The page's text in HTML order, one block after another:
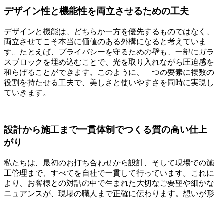
デザイン性と機能性を両立させるための工夫
デザインと機能は、どちらか一方を優先するものではなく、
両立させてこそ本当に価値のある外構になると考えていま
す。たとえば、プライバシーを守るための壁も、一部にガラ
スブロックを埋め込むことで、光を取り入れながら圧迫感を
和らげることができます。このように、一つの要素に複数の
役割を持たせる工夫で、美しさと使いやすさを同時に実現し
ていきます。
設計から施工まで一貫体制でつくる質の高い仕上
がり
私たちは、最初のお打ち合わせから設計、そして現場での施
工管理まで、すべてを自社で一貫して行っています。これに
より、お客様との対話の中で生まれた大切なご要望や細かな
ニュアンスが、現場の職人まで正確に伝わります。想いが形